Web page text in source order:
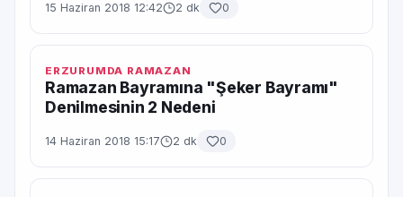
15 Haziran 2018 12:42 2 dk 0
ERZURUMDA RAMAZAN
Ramazan Bayramına "Şeker Bayramı"
Denilmesinin 2 Nedeni
14 Haziran 2018 15:17 2 dk 0